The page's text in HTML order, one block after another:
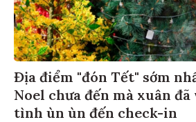
Địa điểm "đón Tết" sớm
Noel chưa đến mà xuân
tình ùn ùn đến check-in